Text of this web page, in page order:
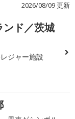
2026/08/09 更新
ンド／茨城
ジャー施設